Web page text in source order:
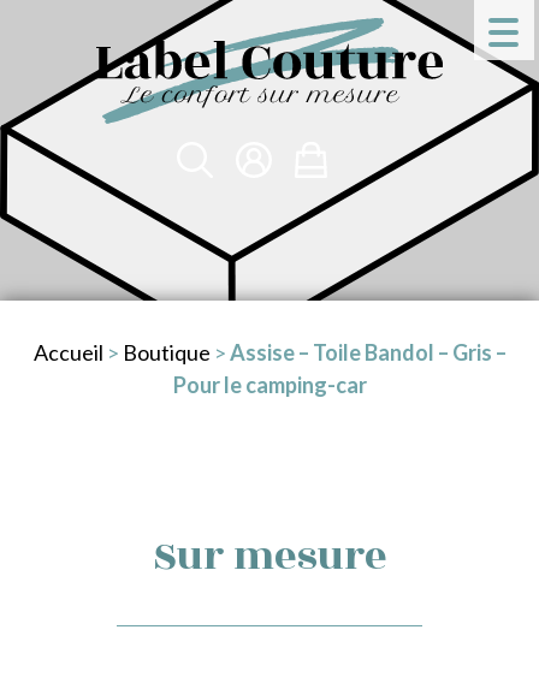
Accueil > Boutique >Assise – Toile Bandol – Gris –
Pour le camping-car
Sur mesure